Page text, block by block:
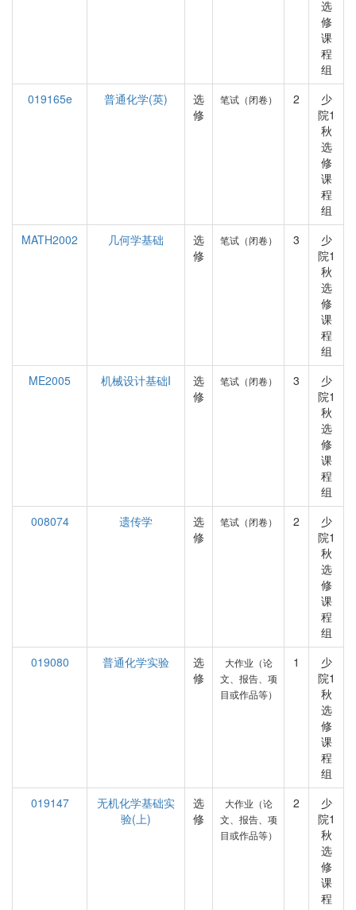
选
修
课
程
组
019165e
普通化学(英)
选
修
笔试（闭卷） 2
少
院1
秋
选
修
课
程
组
MATH2002
几何学基础
选
修
笔试（闭卷） 3
少
院1
秋
选
修
课
程
组
ME2005
机械设计基础I
选
修
笔试（闭卷） 3
少
院1
秋
选
修
课
程
组
008074
遗传学
选
修
笔试（闭卷） 2
少
院1
秋
选
修
课
程
组
019080
普通化学实验
选
修
大作业（论
文、报告、项
目或作品等）
1
少
院1
秋
选
修
课
程
组
019147
无机化学基础实
验(上)
选
修
大作业（论
文、报告、项
目或作品等）
2
少
院1
秋
选
修
课
程